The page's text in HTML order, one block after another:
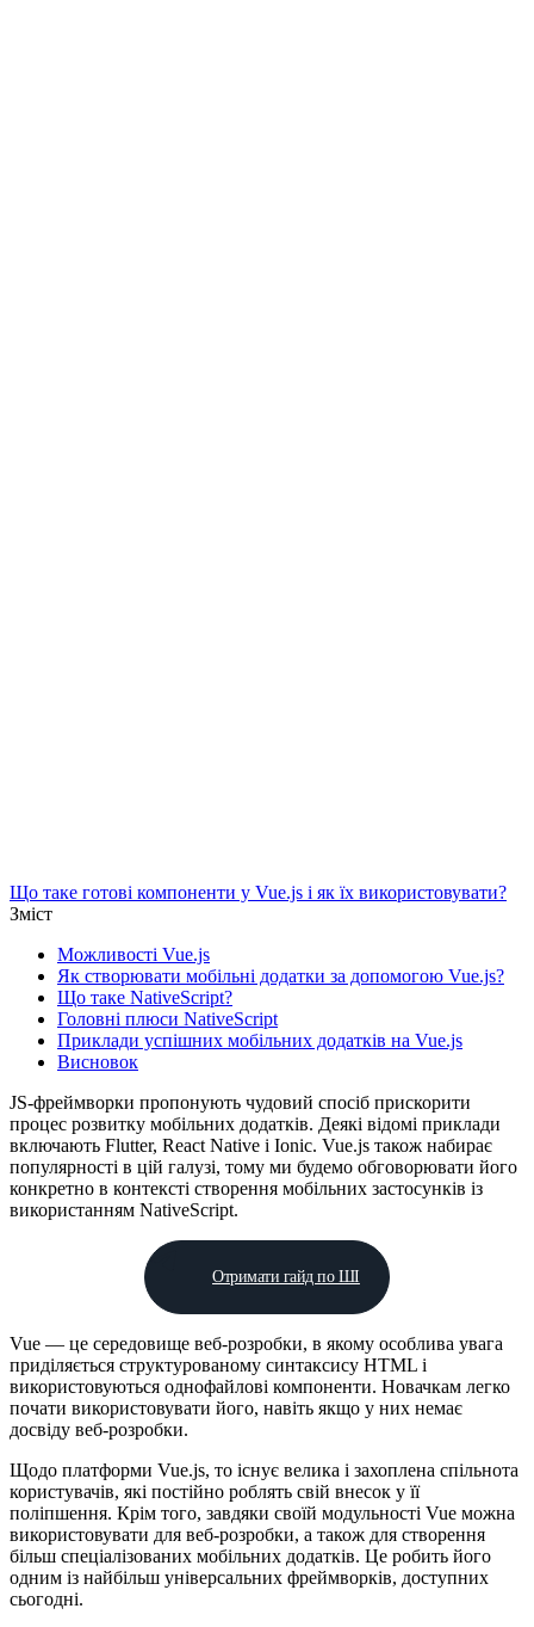
Що таке готові компоненти у Vue.js і як їх використовувати?
Зміст
Можливості Vue.js
Як створювати мобільні додатки за допомогою Vue.js?
Що таке NativeScript?
Головні плюси NativeScript
Приклади успішних мобільних додатків на Vue.js
Висновок
JS-фреймворки пропонують чудовий спосіб прискорити
процес розвитку мобільних додатків. Деякі відомі приклади
включають Flutter, React Native і Ionic. Vue.js також набирає
популярності в цій галузі, тому ми будемо обговорювати його
конкретно в контексті створення мобільних застосунків із
використанням NativeScript.
Отримати гайд по ШІ
Vue — це середовище веб-розробки, в якому особлива увага
приділяється структурованому синтаксису HTML і
використовуються однофайлові компоненти. Новачкам легко
почати використовувати його, навіть якщо у них немає
досвіду веб-розробки.
Щодо платформи Vue.js, то існує велика і захоплена спільнота
користувачів, які постійно роблять свій внесок у її
поліпшення. Крім того, завдяки своїй модульності Vue можна
використовувати для веб-розробки, а також для створення
більш спеціалізованих мобільних додатків. Це робить його
одним із найбільш універсальних фреймворків, доступних
сьогодні.